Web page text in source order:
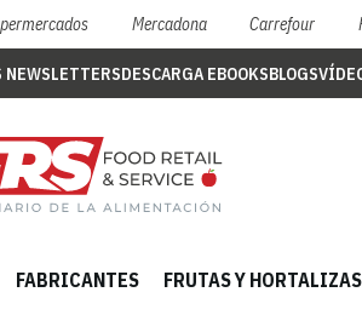
Mercadona Carrefour
NEWSLETTERSDESCARGA EBOOKSBLOGS
FABRICANTES FRUTAS Y HORTALIZAS